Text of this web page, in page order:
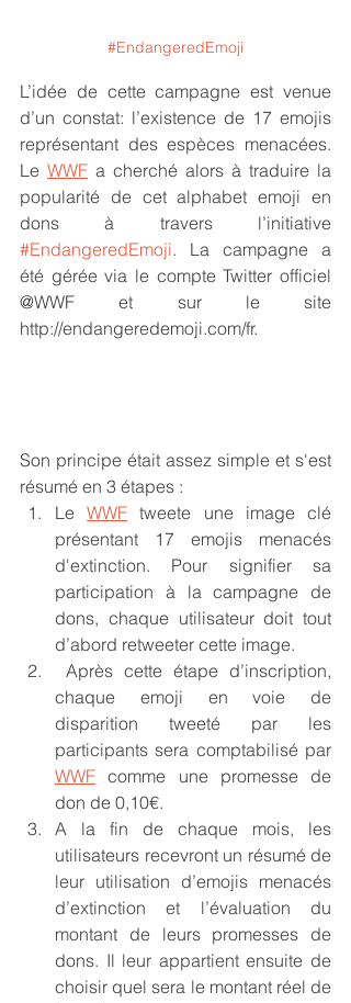
#EndangeredEmoji
L’idée de cette campagne est venue
d’un constat: l’existence de 17 emojis
représentant des espèces menacées.
Le WWF a cherché alors à traduire la
popularité de cet alphabet emoji en
#EndangeredEmoji. La campagne a
été gérée via le compte Twitter officiel
@WWF et sur le site
http://endangeredemoji.com/fr.
Son principe était assez simple et s'est
résumé en 3 étapes :
Le WWF tweete une image clé
présentant 17 emojis menacés
d'extinction. Pour signifier sa
participation à la campagne de
dons, chaque utilisateur doit tout
d’abord retweeter cette image.
chaque emoji en voie de
disparition tweeté par les
WWF comme une promesse de
don de 0,10€.
A la fin de chaque mois, les
utilisateurs recevront un résumé de
leur utilisation d’emojis menacés
d’extinction et l’évaluation du
montant de leurs promesses de
dons. Il leur appartient ensuite de
choisir quel sera le montant réel de